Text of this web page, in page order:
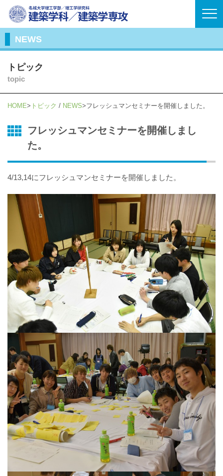
NEWS
トピック
topic
HOME トピック / NEWS フレッシュマンセミナーを開催しました。
フレッシュマンセミナーを開催しまし
た。
4/13,14にフレッシュマンセミナーを開催しました。